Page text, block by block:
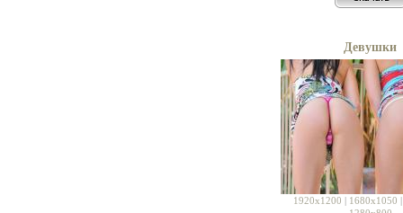
Девушки
1920x1200 | 1680x1050